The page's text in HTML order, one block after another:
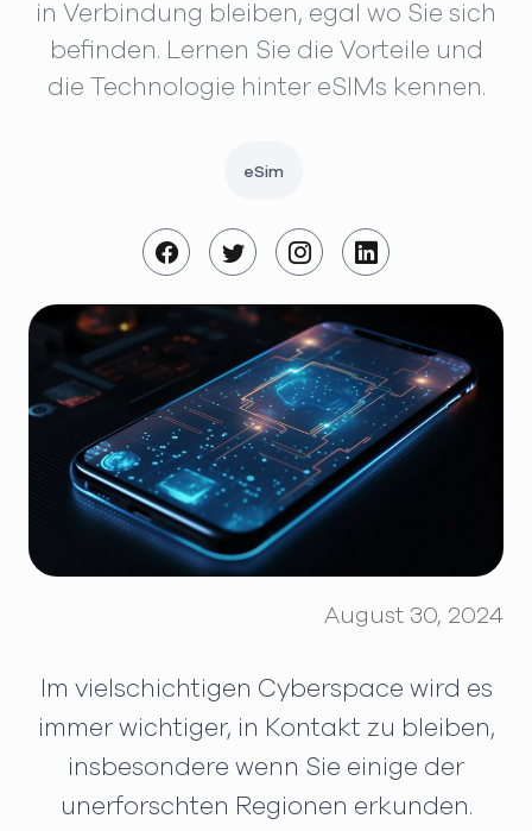
in Verbindung bleiben, egal wo Sie sich
befinden. Lernen Sie die Vorteile und
die Technologie hinter eSIMs kennen.
eSim
August 30, 2024
Im vielschichtigen Cyberspace wird es
immer wichtiger, in Kontakt zu bleiben,
insbesondere wenn Sie einige der
unerforschten Regionen erkunden.